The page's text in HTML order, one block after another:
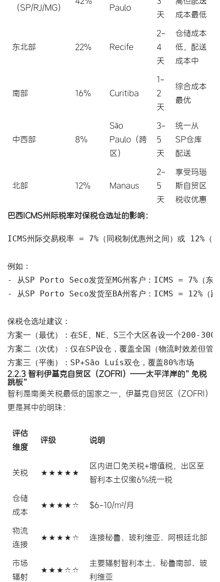
（SP/RJ/MG） Paulo
天
成本最低
东北部 22% Recife
2-
4
天
仓储成本
低，配送
成本中
南部 16% Curitiba
1-
2
天
综合成本
最优
中西部 8%
São
Paulo（跨
区）
3-
5
天
统一从
SP仓库
配送
北部 12% Manaus
2-
5
天
享受玛瑙
斯自贸区
税收优惠
巴西ICMS州际税率对保税仓选址的影响：
ICMS州际交易税率 = 7%（同税制优惠州之间）或 12%（
例如：
- 从SP Porto Seco发货至MG州客户：ICMS = 7%（东
- 从SP Porto Seco发货至BA州客户：ICMS = 12%（跨
保税仓选址建议：
方案一（最优）：在SE、NE、S三个大区各设一个200-
方案二（次优）：仅在SP设仓，覆盖全国（物流时效差但管
方案三（平衡）：SP+São Luís双仓，覆盖80%市场
2.2.3 智利伊基克自贸区（ZOFRI）——太平洋岸的”免税
跳板”
智利是南美关税最低的国家之一，伊基克自贸区（ZOFRI）
更是其中的明珠：
评估
维度
评级 说明
关税 ★★★★★
区内进口免关税+增值税，出区至
智利本土仅缴6%统一税
仓储
成本
★★★★☆ $6-10/m²/月
物流
连接
★★★★☆ 连接秘鲁、玻利维亚、阿根廷北部
市场
辐射
★★★☆☆
主要辐射智利本土、秘鲁南部、玻
利维亚